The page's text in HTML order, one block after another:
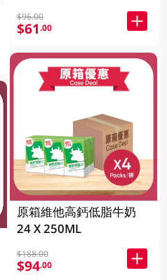
$96.00
$61.00
原箱維他高鈣低脂牛奶
24 X 250ML
$188.00
$94.00